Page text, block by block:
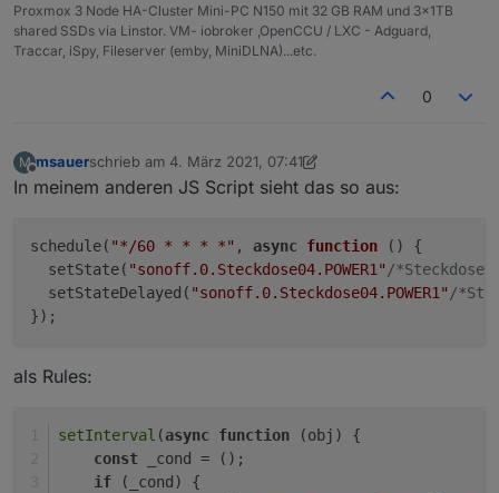
Proxmox 3 Node HA-Cluster Mini-PC N150 mit 32 GB RAM und 3x1TB
shared SSDs via Linstor. VM- iobroker ,OpenCCU / LXC - Adguard,
Traccar, iSpy, Fileserver (emby, MiniDLNA)...etc.
0
M
Offline
msauerschrieb am 4. März 2021, 07:41
zuletzt editiert von msauer3. Apr. 2021, 08:41
In meinem anderen JS Script sieht das so aus:
schedule( "*/60 * * * *" , async function ()
{
  setState(
"sonoff.0.Steckdose04.POWER1" /
  setStateDelayed(
"sonoff.0.Steckdose04.POWER1" /
als Rules:
setInterval (async function (obj ) {
const _cond = ();
if (_cond) {